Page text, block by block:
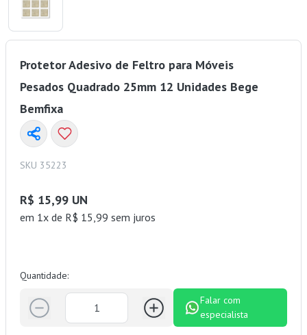
Protetor Adesivo de Feltro para Móveis
Pesados Quadrado 25mm 12 Unidades Bege
Bemfixa
SKU 35223
R$ 15,99 UN
em 1x de R$ 15,99 sem juros
Quantidade:
Falar com
especialista